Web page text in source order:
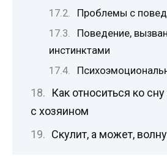
Проблемы с
Поведение,
инстинктами
Как относиться ко
с хозяином
Скулит, а может,